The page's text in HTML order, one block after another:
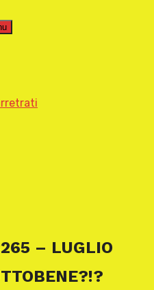
– LUGLIO